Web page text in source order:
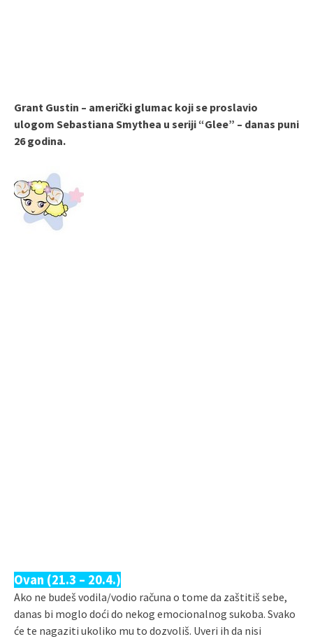
Grant Gustin – američki glumac koji se proslavio
ulogom Sebastiana Smythea u seriji “Glee” – danas puni
26 godina.
Ovan (21.3 – 20.4.)
Ako ne budeš vodila/vodio računa o tome da zaštitiš sebe,
danas bi moglo doći do nekog emocionalnog sukoba. Svako
će te nagaziti ukoliko mu to dozvoliš. Uveri ih da nisi